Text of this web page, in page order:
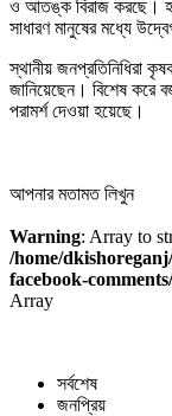
ও আতঙ্ক বিরাজ করছে।
সাধারণ মানুষের মধ্যে
স্থানীয় জনপ্রতিনিধিরা
জানিয়েছেন। বিশেষ করে
পরামর্শ দেওয়া হয়েছে।
আপনার মতামত লিখুন
Warning: Array to
/home/
facebook-
Array
সর্বশেষ
জনপ্রিয়